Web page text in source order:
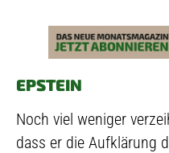
EPSTEIN
Noch viel weniger
dass er die Aufklärung